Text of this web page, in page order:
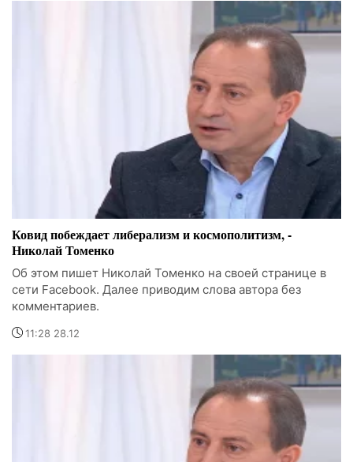
Ковид побеждает либерализм и космополитизм, -
Николай Томенко
Об этом пишет Николай Томенко на своей странице в
сети Facebook. Далее приводим слова автора без
комментариев.
11:28 28.12